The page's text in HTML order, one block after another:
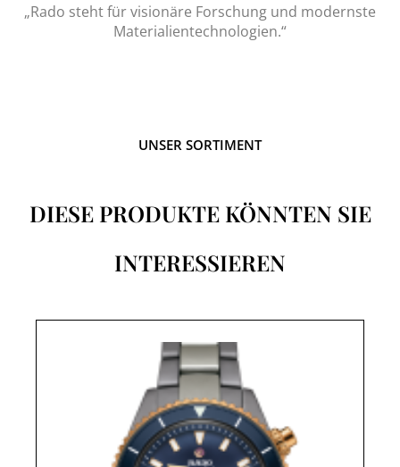
„Rado steht für visionäre Forschung und modernste
Materialientechnologien.“
UNSER SORTIMENT
DIESE PRODUKTE KÖNNTEN SIE
INTERESSIEREN